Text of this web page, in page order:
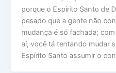
porque o Espírito Santo de
pesado que a gente não
mudança é só fachada;
aí, você tá tentando mudar
Espírito Santo assumir o